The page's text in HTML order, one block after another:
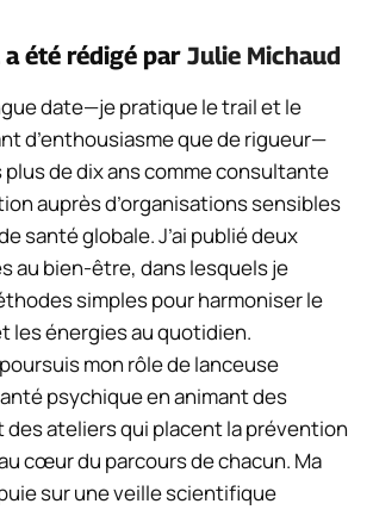
été rédigé par Julie Michaud
date—je pratique le trail et le
d’enthousiasme que de rigueur—
plus de dix ans comme consultante
auprès d’organisations sensibles
santé globale. J’ai publié deux
au bien-être, dans lesquels je
simples pour harmoniser le
les énergies au quotidien.
mon rôle de lanceuse
psychique en animant des
ateliers qui placent la prévention
cœur du parcours de chacun. Ma
sur une veille scientifique